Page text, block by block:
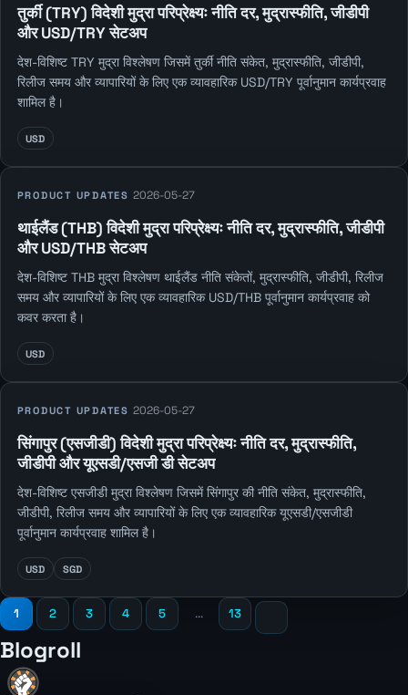
तुर्की (TRY) विदेशी मुद्रा परिप्रेक्ष्यः नीति दर, मुद्रास्फीति, जीडीपी
और USD/TRY सेटअप
देश-विशिष्ट TRY मुद्रा विश्लेषण जिसमें तुर्की नीति संकेत, मुद्रास्फीति, जीडीपी,
रिलीज समय और व्यापारियों के लिए एक व्यावहारिक USD/TRY पूर्वानुमान कार्यप्रवाह
शामिल है।
USD
PRODUCT UPDATES 2026-05-27
थाईलैंड (THB) विदेशी मुद्रा परिप्रेक्ष्यः नीति दर, मुद्रास्फीति, जीडीपी
और USD/THB सेटअप
देश-विशिष्ट THB मुद्रा विश्लेषण थाईलैंड नीति संकेतों, मुद्रास्फीति, जीडीपी, रिलीज
समय और व्यापारियों के लिए एक व्यावहारिक USD/THB पूर्वानुमान कार्यप्रवाह को
कवर करता है।
USD
PRODUCT UPDATES 2026-05-27
सिंगापुर (एसजीडी) विदेशी मुद्रा परिप्रेक्ष्यः नीति दर, मुद्रास्फीति,
जीडीपी और यूएसडी/एसजी डी सेटअप
देश-विशिष्ट एसजीडी मुद्रा विश्लेषण जिसमें सिंगापुर की नीति संकेत, मुद्रास्फीति,
जीडीपी, रिलीज समय और व्यापारियों के लिए एक व्यावहारिक यूएसडी/एसजीडी
पूर्वानुमान कार्यप्रवाह शामिल है।
USD SGD
1 2 3 4 5 ... 13
Blogroll